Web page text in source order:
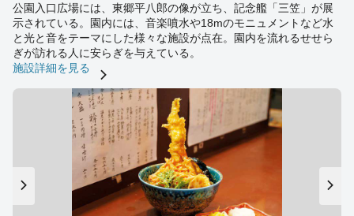
公園入口広場には、東郷平八郎の像が立ち、記念艦「三笠」が展
示されている。園内には、音楽噴水や18mのモニュメントなど水
と光と音をテーマにした様々な施設が点在。園内を流れるせせら
ぎが訪れる人に安らぎを与えている。
施設詳細を見る